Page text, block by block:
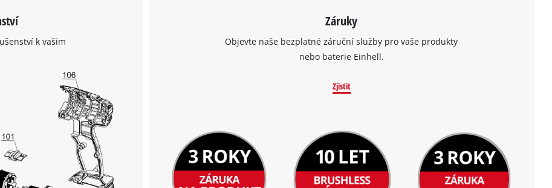
k vašim
Záruky
Objevte naše bezplatné záruční služby pro vaše produkty
nebo baterie Einhell.
Zjistit